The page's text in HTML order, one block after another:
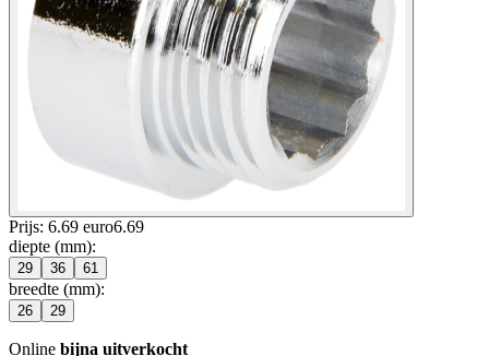
Prijs: 6.69 euro6.69
diepte (mm):
29 36 61
breedte (mm):
26 29
Online bijna uitverkocht